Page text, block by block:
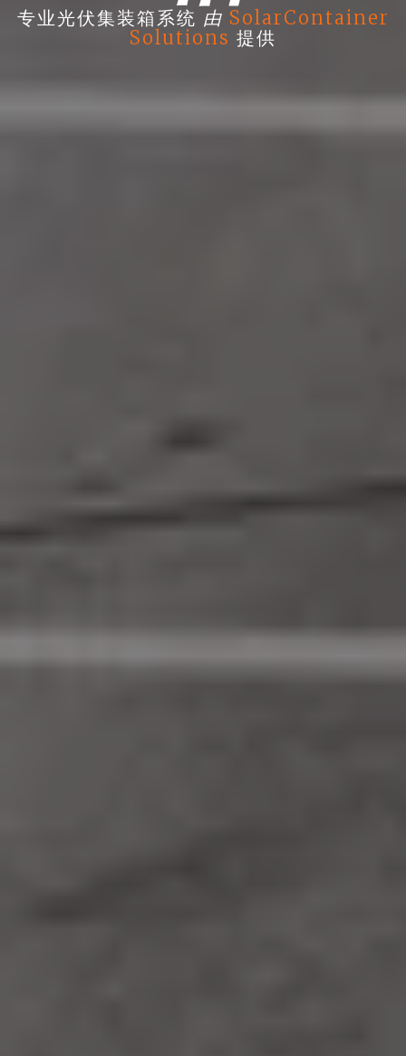
专业光伏集装箱系统 由 SolarContainer
Solutions 提供